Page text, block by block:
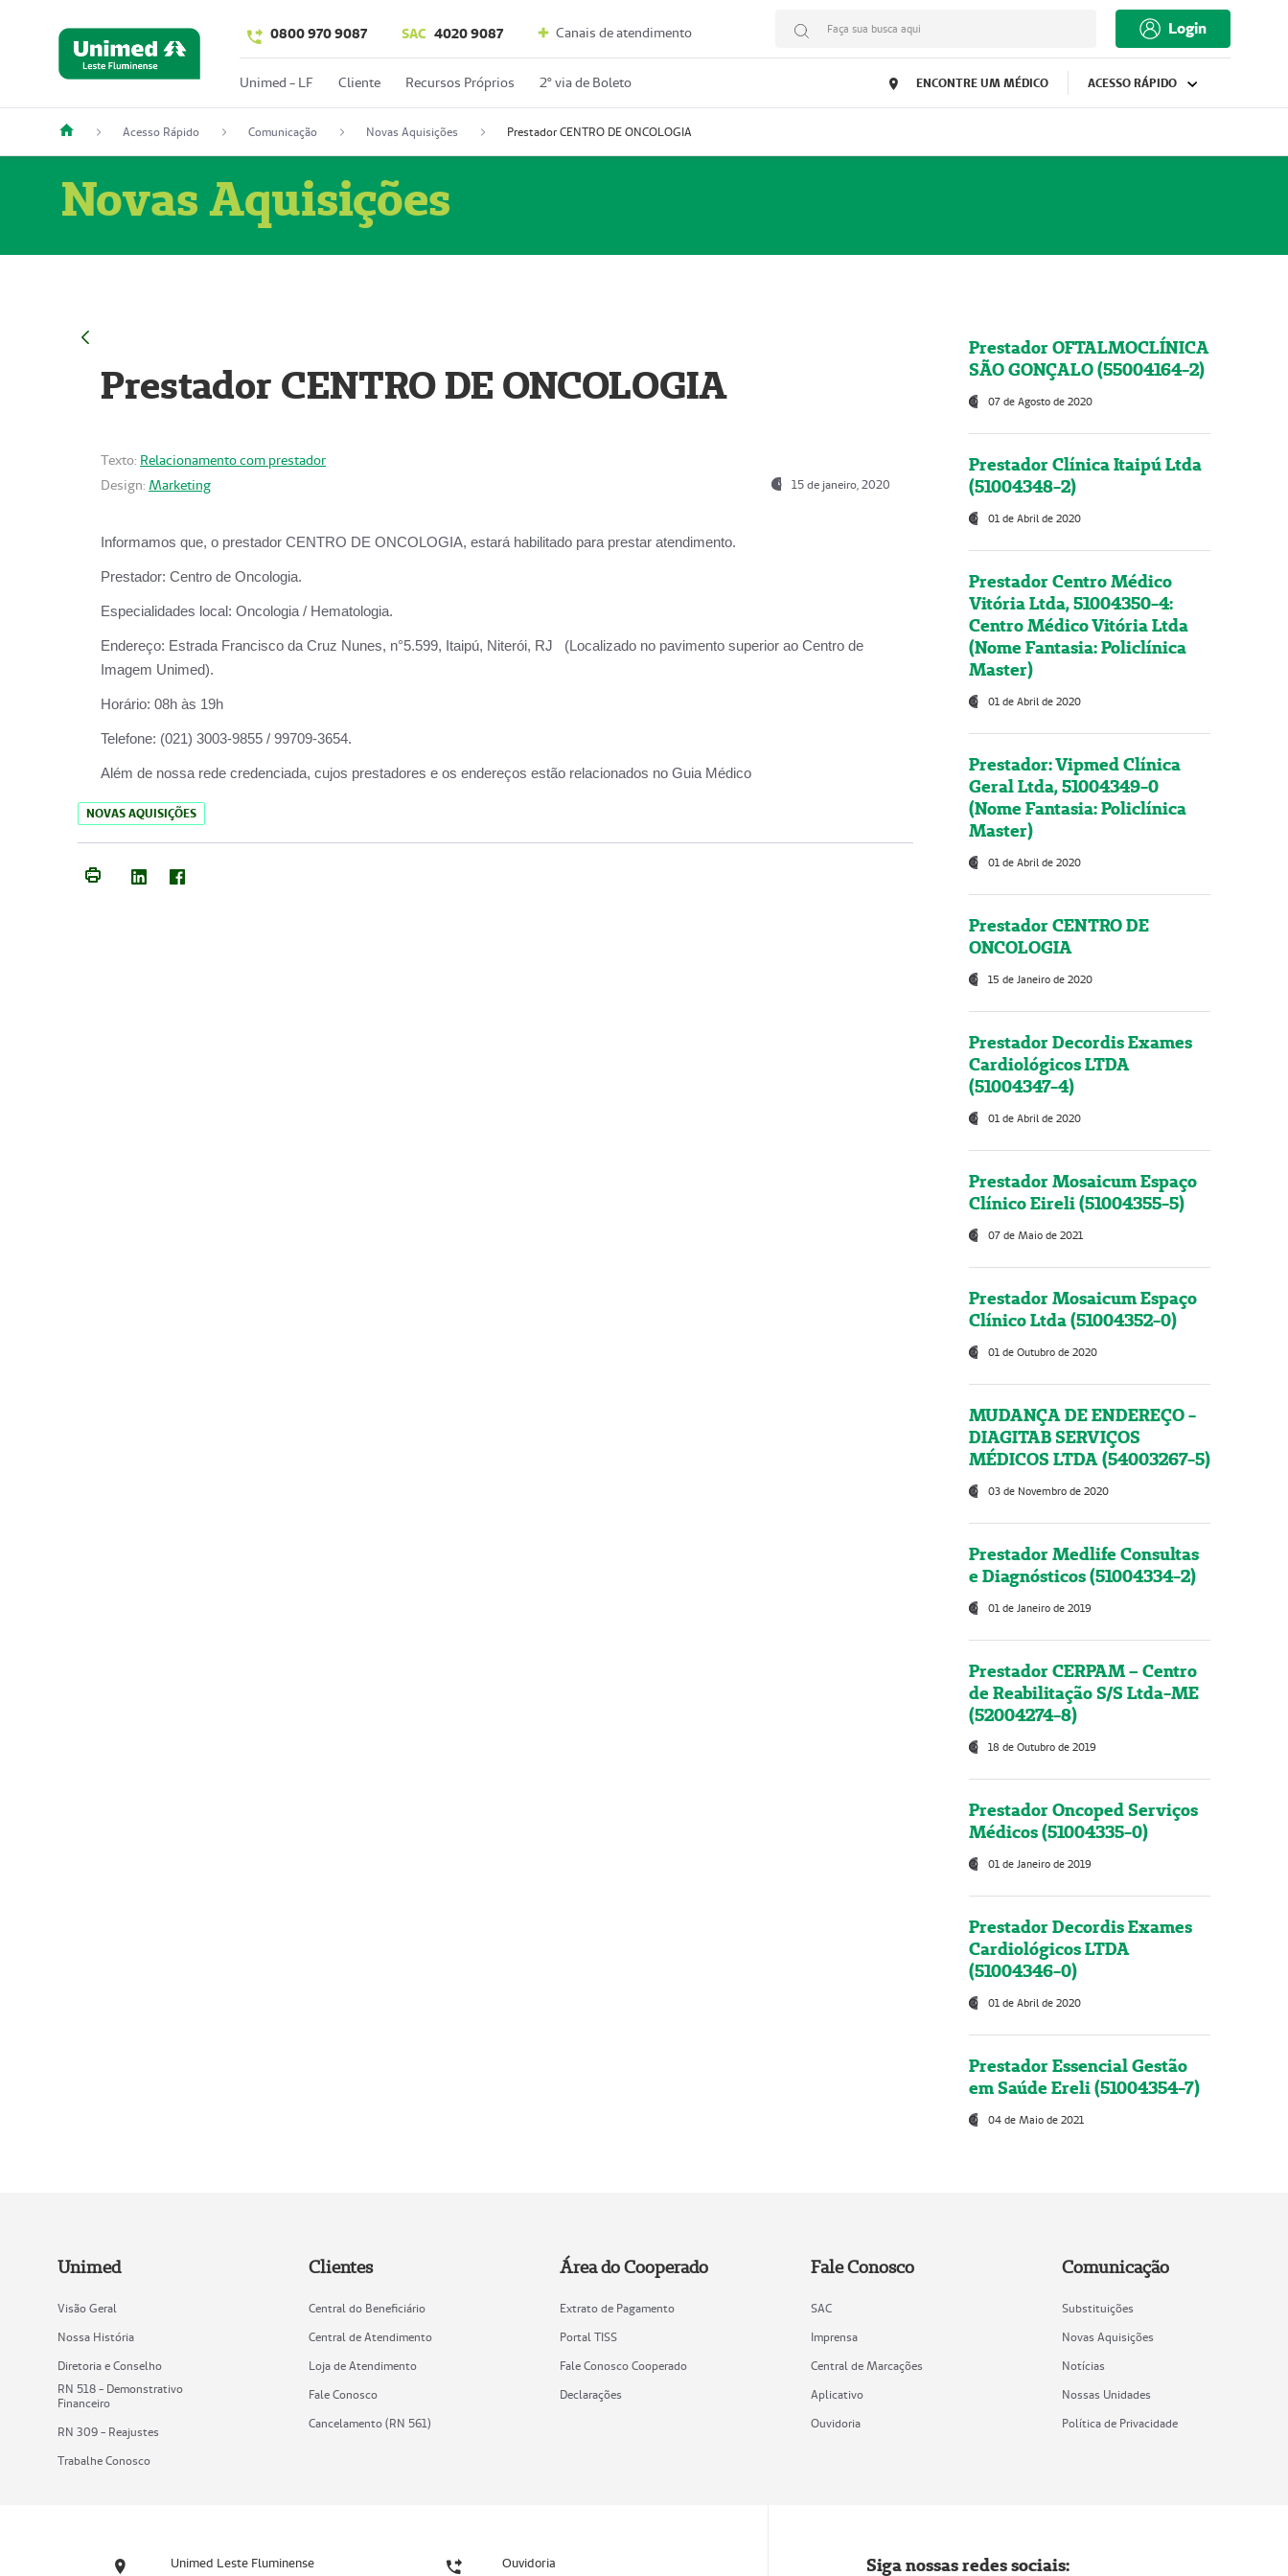
0800 970 9087 SAC 4020 9087 Canais de atendimento Faça sua busca aqui Login
Unimed - LF Cliente Recursos Próprios 2º via de Boleto ENCONTRE UM MÉDICO ACESSO RÁPIDO
Acesso Rápido Comunicação Novas Aquisições Prestador CENTRO DE ONCOLOGIA
Novas Aquisições
Prestador CENTRO DE ONCOLOGIA
Texto: Relacionamento com prestador
Design: Marketing 15 de janeiro, 2020
Informamos que, o prestador CENTRO DE ONCOLOGIA, estará habilitado para prestar atendimento.
Prestador: Centro de Oncologia.
Especialidades local: Oncologia / Hematologia.
Endereço: Estrada Francisco da Cruz Nunes, n°5.599, Itaipú, Niterói, RJ (Localizado no pavimento superior ao Centro de
Imagem Unimed).
Horário: 08h às 19h
Telefone: (021) 3003-9855 / 99709-3654.
Além de nossa rede credenciada, cujos prestadores e os endereços estão relacionados no Guia Médico
NOVAS AQUISIÇÕES
Prestador OFTALMOCLÍNICA
SÃO GONÇALO (55004164-2)
07 de Agosto de 2020
Prestador Clínica Itaipú Ltda
(51004348-2)
01 de Abril de 2020
Prestador Centro Médico
Vitória Ltda, 51004350-4:
Centro Médico Vitória Ltda
(Nome Fantasia: Policlínica
Master)
01 de Abril de 2020
Prestador: Vipmed Clínica
Geral Ltda, 51004349-0
(Nome Fantasia: Policlínica
Master)
01 de Abril de 2020
Prestador CENTRO DE
ONCOLOGIA
15 de Janeiro de 2020
Prestador Decordis Exames
Cardiológicos LTDA
(51004347-4)
01 de Abril de 2020
Prestador Mosaicum Espaço
Clínico Eireli (51004355-5)
07 de Maio de 2021
Prestador Mosaicum Espaço
Clínico Ltda (51004352-0)
01 de Outubro de 2020
MUDANÇA DE ENDEREÇO -
DIAGITAB SERVIÇOS
MÉDICOS LTDA (54003267-5)
03 de Novembro de 2020
Prestador Medlife Consultas
e Diagnósticos (51004334-2)
01 de Janeiro de 2019
Prestador CERPAM – Centro
de Reabilitação S/S Ltda-ME
(52004274-8)
18 de Outubro de 2019
Prestador Oncoped Serviços
Médicos (51004335-0)
01 de Janeiro de 2019
Prestador Decordis Exames
Cardiológicos LTDA
(51004346-0)
01 de Abril de 2020
Prestador Essencial Gestão
em Saúde Ereli (51004354-7)
04 de Maio de 2021
Unimed
Visão Geral
Nossa História
Diretoria e Conselho
RN 518 - Demonstrativo
Financeiro
RN 309 - Reajustes
Trabalhe Conosco
Clientes
Central do Beneficiário
Central de Atendimento
Loja de Atendimento
Fale Conosco
Cancelamento (RN 561)
Área do Cooperado
Extrato de Pagamento
Portal TISS
Fale Conosco Cooperado
Declarações
Fale Conosco
SAC
Imprensa
Central de Marcações
Aplicativo
Ouvidoria
Comunicação
Substituições
Novas Aquisições
Notícias
Nossas Unidades
Política de Privacidade
Unimed Leste Fluminense Ouvidoria Siga nossas redes sociais: